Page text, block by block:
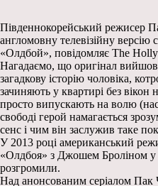
Південнокорейський режисер
англомовну телевізійну версію
«Олдбой», повідомляє The
Нагадаємо, що оригінал вийшов
загадкову історію чоловіка,
зачиняють у квартирі без вікон
просто випускають на волю
свободі герой намагається
сенс і чим він заслужив таке
У 2013 році американський
«Олдбоя» з Джошем Броліном у
розгромили.
Над анонсованим серіалом